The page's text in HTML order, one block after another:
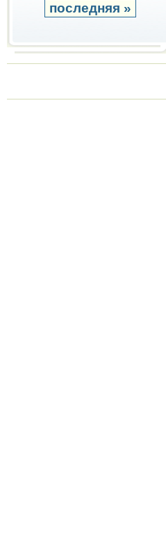
последняя »